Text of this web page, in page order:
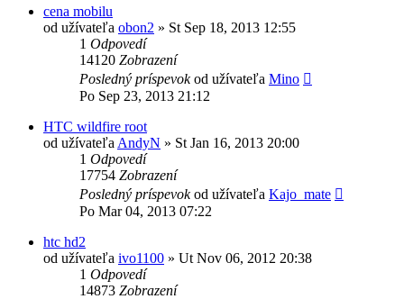
cena mobilu
od užívateľa obon2 » St Sep 18, 2013 12:55
1 Odpovedí
14120 Zobrazení
Posledný príspevokod užívateľa Mino
Po Sep 23, 2013 21:12
HTC wildfire root
od užívateľa AndyN » St Jan 16, 2013 20:00
1 Odpovedí
17754 Zobrazení
Posledný príspevokod užívateľa Kajo_mate
Po Mar 04, 2013 07:22
htc hd2
od užívateľa ivo1100 » Ut Nov 06, 2012 20:38
1 Odpovedí
14873 Zobrazení